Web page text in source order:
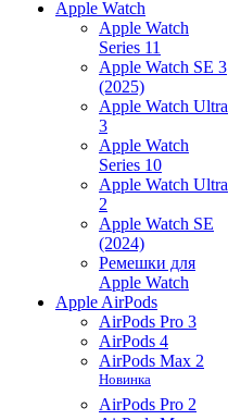
Apple Watch
Apple Watch
Series 11
Apple Watch SE 3
(2025)
Apple Watch Ultra
3
Apple Watch
Series 10
Apple Watch Ultra
2
Apple Watch SE
(2024)
Ремешки для
Apple Watch
Apple AirPods
AirPods Pro 3
AirPods 4
AirPods Max 2
Новинка
AirPods Pro 2